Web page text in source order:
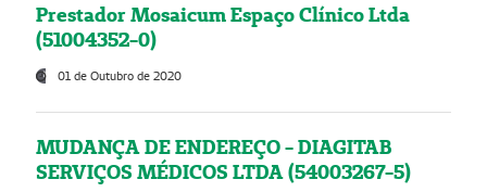
Prestador Mosaicum Espaço Clínico Ltda
(51004352-0)
01 de Outubro de 2020
MUDANÇA DE ENDEREÇO - DIAGITAB
SERVIÇOS MÉDICOS LTDA (54003267-5)